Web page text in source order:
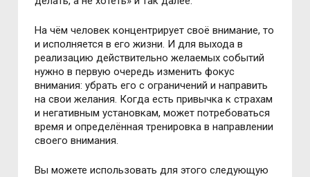
На чём человек концентрирует своё внимание, то
и исполняется в его жизни. И для выхода в
реализацию действительно желаемых событий
нужно в первую очередь изменить фокус
внимания: убрать его с ограничений и направить
на свои желания. Когда есть привычка к страхам
и негативным установкам, может потребоваться
время и определённая тренировка в направлении
своего внимания.
Вы можете использовать для этого следующую